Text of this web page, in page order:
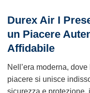
Durex Air I
un Piacere
Affidabile
Nell’era moderna,
piacere si unisce
sicurezza e protezione, i